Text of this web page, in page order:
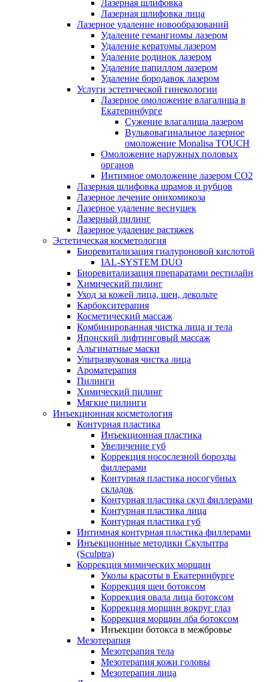
Лазерная шлифовка
Лазерная шлифовка лица
Лазерное удаление новообразований
Удаление гемангиомы лазером
Удаление кератомы лазером
Удаление родинок лазером
Удаление папиллом лазером
Удаление бородавок лазером
Услуги эстетической гинекологии
Лазерное омоложение влагалища в
Екатеринбурге
Cужение влагалища лазером
Вульвовагинальное лазерное
омоложение Monalisa TOUCH
Омоложение наружных половых
органов
Интимное омоложение лазером СО2
Лазерная шлифовка шрамов и рубцов
Лазерное лечение онихомикоза
Лазерное удаление веснушек
Лазерный пилинг
Лазерное удаление растяжек
Эстетическая косметология
Биоревитализация гиалуроновой кислотой
IAL-SYSTEM DUO
Биоревитализация препаратами рестилайн
Химический пилинг
Уход за кожей лица, шеи, декольте
Карбокситерапия
Косметический массаж
Комбинированная чистка лица и тела
Японский лифтинговый массаж
Альгинатные маски
Ультразвуковая чистка лица
Ароматерапия
Пилинги
Химический пилинг
Мягкие пилинги
Инъекционная косметология
Контурная пластика
Инъекционная пластика
Увеличение губ
Коррекция носослезной борозды
филлерами
Контурная пластика носогубных
складок
Контурная пластика скул филлерами
Контурная пластика лица
Контурная пластика губ
Интимная контурная пластика филлерами
Инъекционные методики Скульптра
(Sculptra)
Коррекция мимических морщин
Уколы красоты в Екатеринбурге
Коррекция шеи ботоксом
Коррекция овала лица ботоксом
Коррекция морщин вокруг глаз
Коррекция морщин лба ботоксом
Инъекции ботокса в межбровье
Мезотерапия
Мезотерапия тела
Мезотерапия кожи головы
Мезотерапия лица